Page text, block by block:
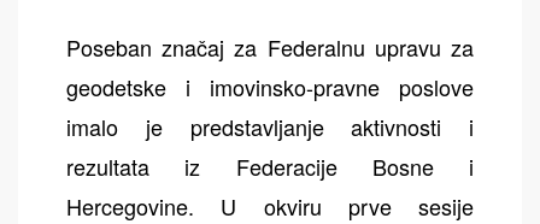
Poseban značaj za Federalnu upravu za
geodetske i imovinsko-pravne poslove
imalo je predstavljanje aktivnosti i
rezultata iz Federacije Bosne i
Hercegovine. U okviru prve sesije